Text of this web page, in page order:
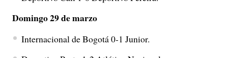
Domingo 29 de marzo
Internacional de Bogotá 0-1 Junior.